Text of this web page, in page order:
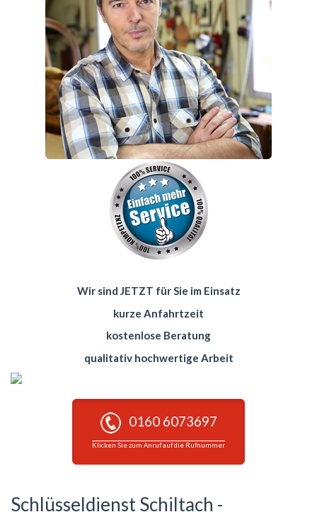
Wir sind JETZT für Sie im Einsatz
kurze Anfahrtzeit
kostenlose Beratung
qualitativ hochwertige Arbeit
0160 6073697
Klicken Sie zum Anruf auf die Rufnummer
Schlüsseldienst Schiltach -